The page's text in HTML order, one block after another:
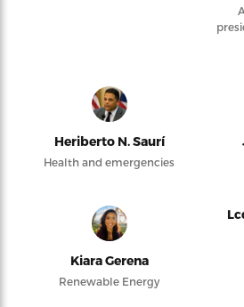
Heriberto N. Saurí
Health and emergencies
Kiara Gerena
Renewable Energy